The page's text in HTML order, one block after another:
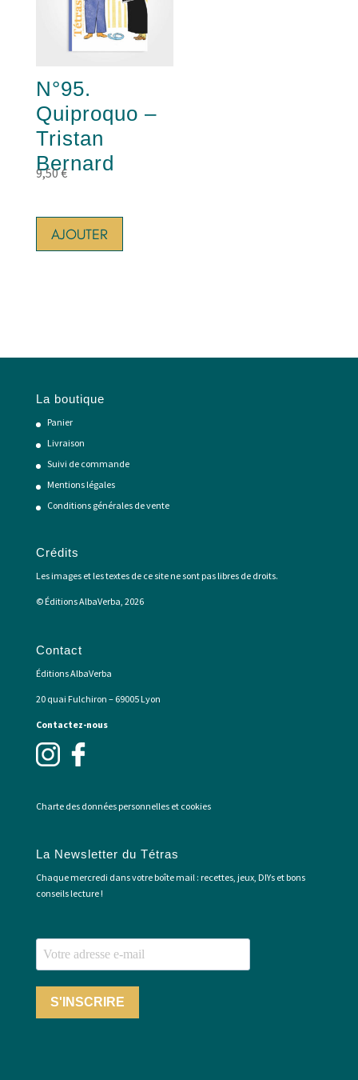
N°95.
Quiproquo –
Tristan
Bernard
9,50€
AJOUTER
La boutique
Panier
Livraison
Suivi de commande
Mentions légales
Conditions générales de vente
Crédits
Les images et les textes de ce site ne sont pas libres de droits.
© Éditions AlbaVerba, 2026
Contact
Éditions AlbaVerba
20 quai Fulchiron – 69005 Lyon
Contactez-nous
Charte des données personnelles et cookies
La Newsletter du Tétras
Chaque mercredi dans votre boîte mail : recettes, jeux, DIYs et bons
conseils lecture !
S'INSCRIRE